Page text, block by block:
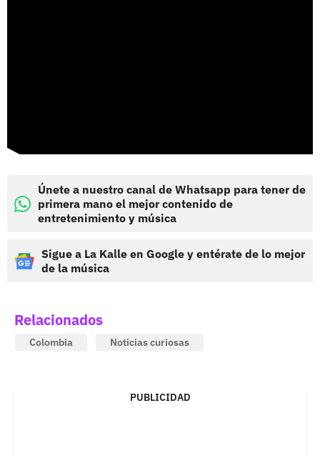
Únete a nuestro canal de Whatsapp para tener de
primera mano el mejor contenido de
entretenimiento y música
Sigue a La Kalle en Google y entérate de lo mejor
de la música
Relacionados
Colombia Noticias curiosas
PUBLICIDAD